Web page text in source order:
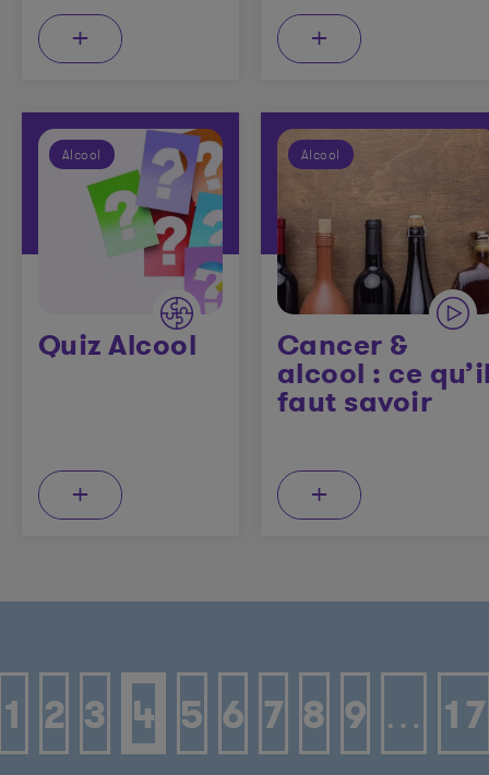
+ +
Alcool
Quiz Alcool
+
Alcool
Cancer &
alcool : ce
faut savoir
+
1 2 3 4 5 6 7 8 9 … 17